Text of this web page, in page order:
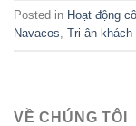
Posted in Hoạt động
Navacos Tri ân khách
VỀ CHÚNG TÔI